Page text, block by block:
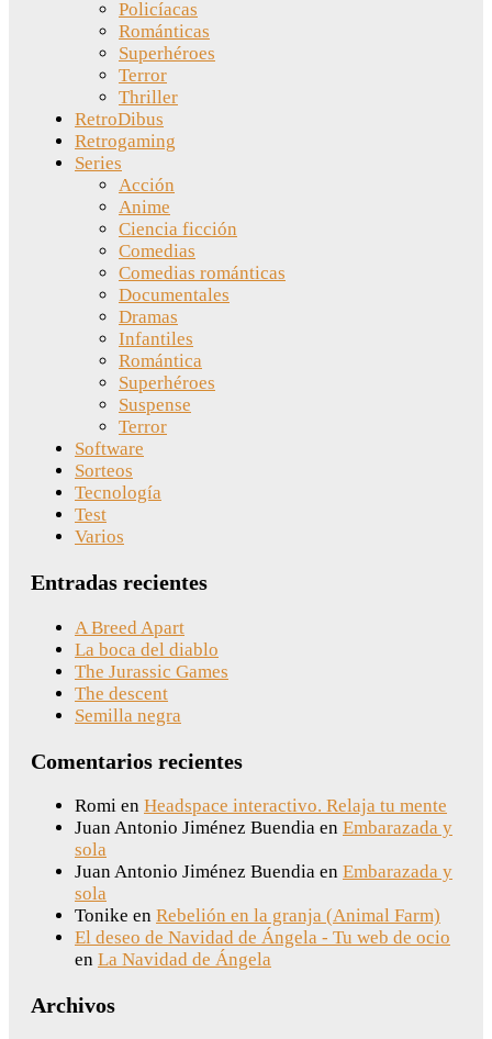
Policíacas
Románticas
Superhéroes
Terror
Thriller
RetroDibus
Retrogaming
Series
Acción
Anime
Ciencia ficción
Comedias
Comedias románticas
Documentales
Dramas
Infantiles
Romántica
Superhéroes
Suspense
Terror
Software
Sorteos
Tecnología
Test
Varios
Entradas recientes
A Breed Apart
La boca del diablo
The Jurassic Games
The descent
Semilla negra
Comentarios recientes
Romi en Headspace interactivo. Relaja tu mente
Juan Antonio Jiménez Buendia en Embarazada y
sola
Juan Antonio Jiménez Buendia en Embarazada y
sola
Tonike en Rebelión en la granja (Animal Farm)
El deseo de Navidad de Ángela - Tu web de ocio
en La Navidad de Ángela
Archivos